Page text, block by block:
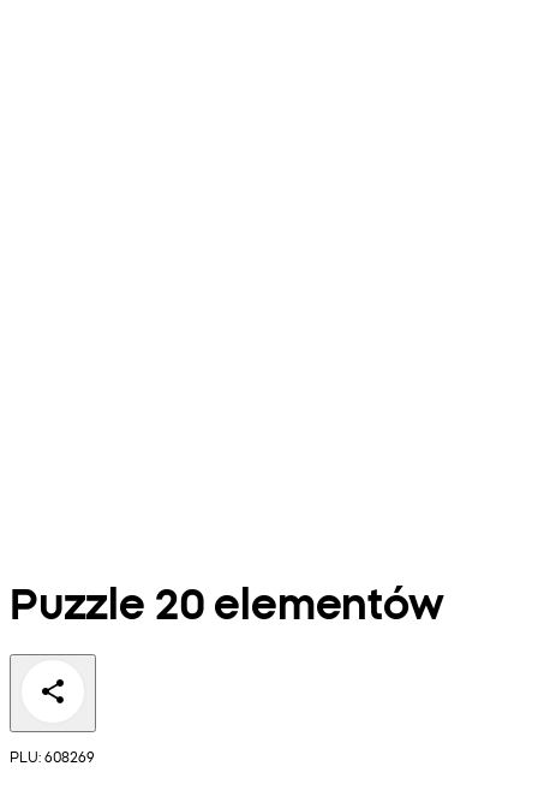
Puzzle 20 elementów
PLU: 608269